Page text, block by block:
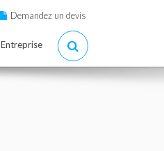
Demandez un devis
Entreprise